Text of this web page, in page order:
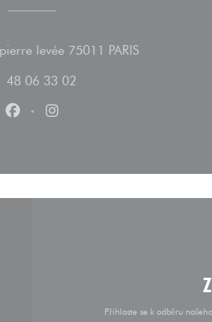
levée 75011 PARIS((otevře se v
48 06 33 02
Facebook ((otevře se v novém
Instagram ((otevře se v
Přihlaste se k odběru